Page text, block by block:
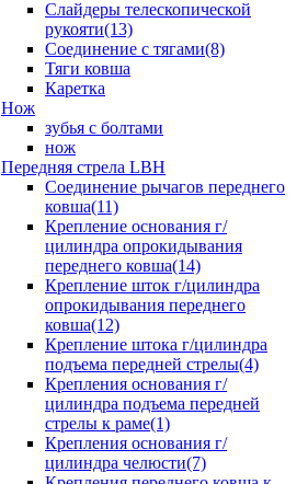
Слайдеры телескопической
рукояти(13)
Соединение с тягами(8)
Тяги ковша
Каретка
Нож
зубья с болтами
нож
Передняя стрела LBH
Cоединение рычагов переднего
ковша(11)
Крепление основания г/
цилиндра опрокидывания
переднего ковша(14)
Крепление шток г/цилиндра
опрокидывания переднего
ковша(12)
Крепление штока г/цилиндра
подъема передней стрелы(4)
Крепления основания г/
цилиндра подъема передней
стрелы к раме(1)
Крепления основания г/
цилиндра челюсти(7)